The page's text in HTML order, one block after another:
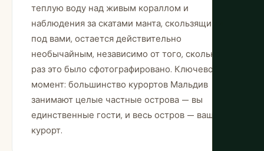
теплую воду над живым кораллом и
наблюдения за скатами манта, скользящими
под вами, остается действительно
необычайным, независимо от того, сколько
раз это было сфотографировано. Ключевой
момент: большинство курортов Мальдив
занимают целые частные острова — вы
единственные гости, и весь остров — ваш
курорт.